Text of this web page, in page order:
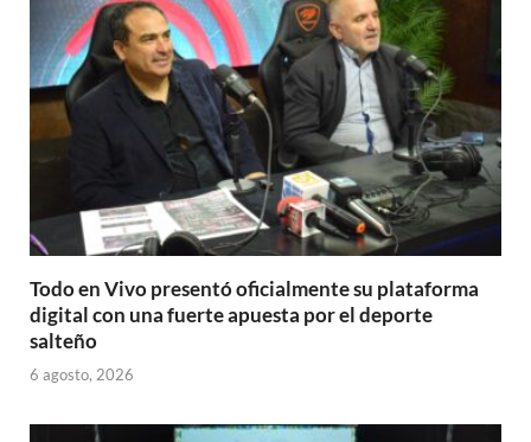
Todo en Vivo presentó oficialmente su plataforma
digital con una fuerte apuesta por el deporte
salteño
6 agosto, 2026